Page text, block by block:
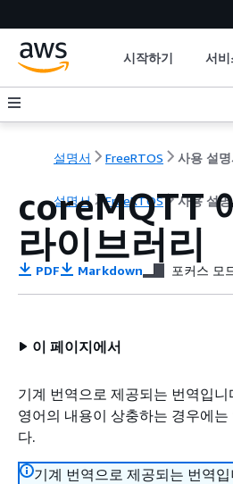
시작하기 서
설명서 FreeRTOS 사용 설명
설명서 FreeRTOS 사용 설명
coreMQTT
라이브러리
PDF Markdown 포커스 모
이 페이지에서
기계 번역으로 제공되는 번역입
영어의 내용이 상충하는 경우에
다.
기계 번역으로 제공되는 번역